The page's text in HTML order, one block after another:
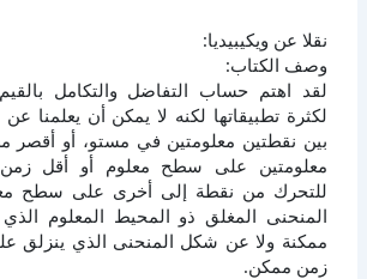
نقلا عن ويكيبيديا:
وصف الكتاب:
لقد اهتم حساب التفاضل والتكامل
لكثرة تطبيقاتها لكنه لا يمكن أن يعلمنا
بين نقطتين معلومتين في مستو، أو أقصر
معلومتين على سطح معلوم أو أقل
للتحرك من نقطة إلى أخرى على سطح
المنحنى المغلق ذو المحيط المعلوم
ممكنة ولا عن شكل المنحنى الذي ينزلق
زمن ممكن.